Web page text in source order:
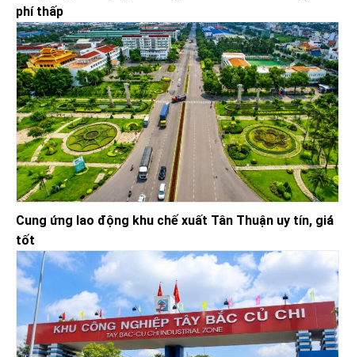
phí thấp
Cung ứng lao động khu chế xuất Tân Thuận uy tín, giá
tốt